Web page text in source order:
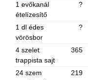
1 evőkanál
ételízesítő
?
1 dl édes
vörösbor
?
4 szelet
trappista sajt
365
24 szem
219